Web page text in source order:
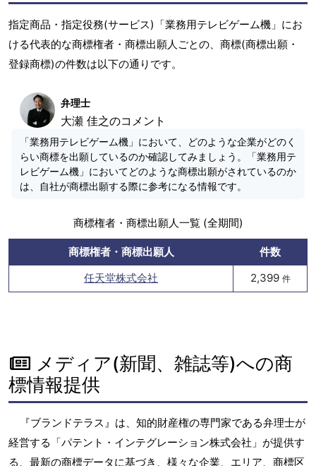
指定商品・指定役務(サービス)「業務用テレビゲーム機」にお
ける代表的な商標権者・商標出願人ごとの、商標(商標出願・
登録商標)の件数は以下の通りです。
弁理士
大瀬 佳之のコメント
「業務用テレビゲーム機」において、どのような企業がどのく
らい商標を出願しているのか確認してみましょう。「業務用テ
レビゲーム機」においてどのような商標出願がされているのか
は、自社が商標出願する際に参考になる情報です。
商標権者・商標出願人一覧 (全期間)
商標権者・商標出願人
件数
任天堂株式会社
2,399 件
メディア(新聞、雑誌等)への商
標情報提供
『ブランドテラス』は、知的財産権の専門家である弁理士が
経営する「パテント・インテグレーション株式会社」が提供す
る、最新の商標データに基づき、様々な企業、エリア、商標区